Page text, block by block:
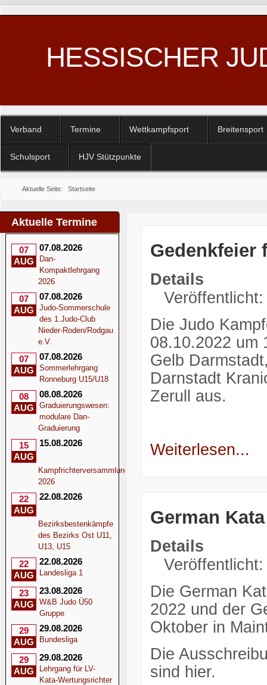
HESSISCHER
Verband Termine Wettkampfsport Breitensport
Schulsport HJV Stützpunkte
Aktuelle Seite: Startseite
Aktuelle Termine
07
AUG
07.08.2026
Dan-
Kompaktlehrgang
2026
07
AUG
07.08.2026
Judo-Sommerschule
des 1.Judo-Club
Nieder-Roden/Rodgau
e.V.
07
AUG
07.08.2026
Sommerlehrgang
Ronneburg U15/U18
08
AUG
08.08.2026
Graduierungswesen:
modulare Dan-
Graduierung
15
AUG
15.08.2026
Kampfrichterversammlung
2026
22
AUG
22.08.2026
Bezirksbestenkämpfe
des Bezirks Ost U11,
U13, U15
22
AUG
22.08.2026
Landesliga 1
23
AUG
23.08.2026
W&B Judo Ü50
Gruppe
29
AUG
29.08.2026
Bundesliga
29
AUG
29.08.2026
Lehrgang für LV-
Kata-Wertungsrichter
Gedenkfeier
Details
Die Judo
08.10.2022 um
Gelb
Darnstadt
Zerull aus.
Weiterlesen...
German
Details
Die German
2022 und der
Oktober in
Die
sind hier.